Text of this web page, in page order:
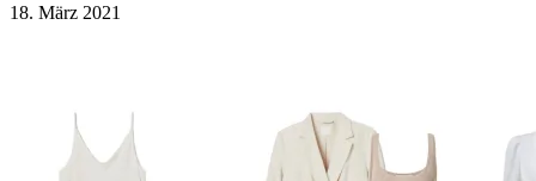
18. März 2021